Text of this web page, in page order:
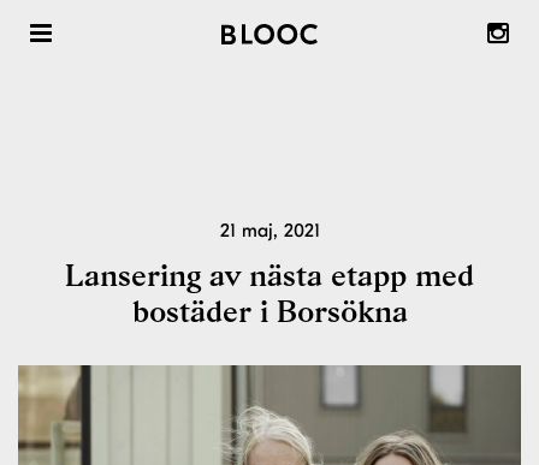
Om Blooc
Önska Område ™
Inspiration & reportage
Nyheter
21 maj, 2021
Lansering av nästa etapp med
bostäder i Borsökna